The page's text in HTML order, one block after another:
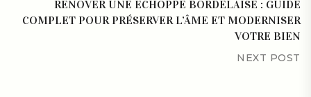
RÉNOVER UNE ÉCHOPPE BORDELAISE : GUIDE
COMPLET POUR PRÉSERVER L’ÂME ET MODERNISER
VOTRE BIEN
NEXT POST